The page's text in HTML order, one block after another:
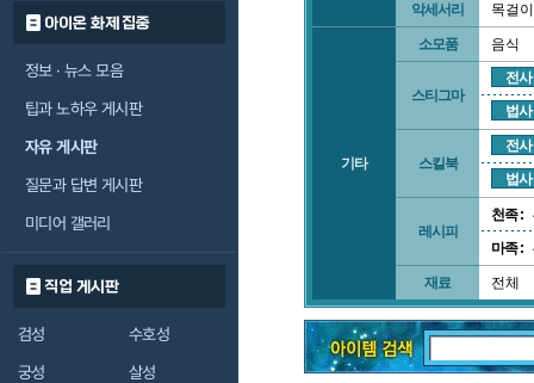
아이온 화제 집중
정보 · 뉴스 모음
팁과 노하우 게시판
자유 게시판
질문과 답변 게시판
미디어 갤러리
직업 게시판
검성
수호성
궁성
살성
악세서리 목걸이
기타
소모품 음식
스티그마
전사
법사
스킬북
전사
법사
레시피
천족 :
마족 :
재료 전체